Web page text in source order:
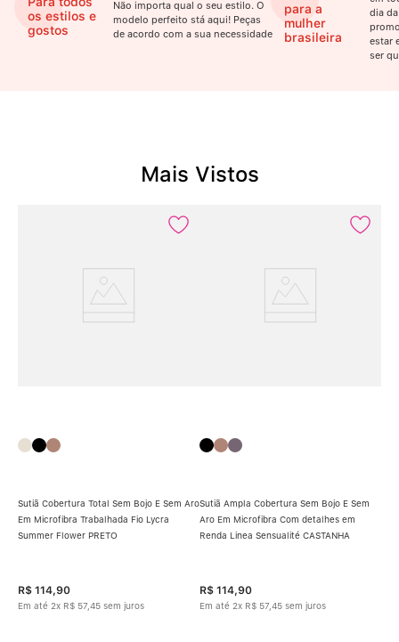
os estilos e
gostos
Não importa qual o seu estilo. O
modelo perfeito stá aqui! Peças
de acordo com a sua necessidade
para a
mulher
brasileira
dia
estar
ser
Mais Vistos
Sutiã Cobertura Total Sem Bojo E Sem Aro
Em Microfibra Trabalhada Fio Lycra
Summer Flower PRETO
R$ 114,90
Em até 2x R$ 57 45 sem juros
Sutiã Ampla Cobertura Sem Bojo E Sem
Aro Em Microfibra Com detalhes em
Renda Linea Sensualité CASTANHA
R$ 114,90
Em até 2x R$ 57 45 sem juros